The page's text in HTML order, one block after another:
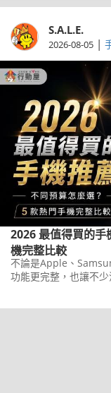
S.A.L.E.
2026-08-05 |
2026 最值得買的手
機完整比較
不論是Apple、
功能更完整，也讓不